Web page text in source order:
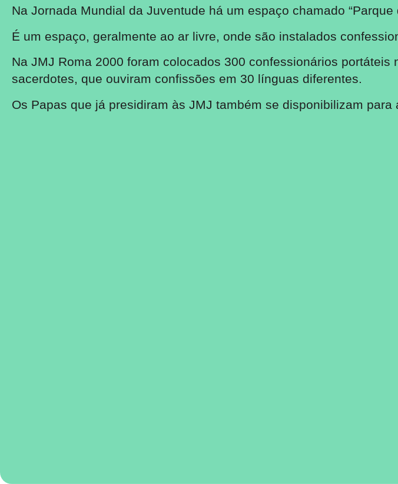
Na Jornada Mundial da Juventude há um espaço chamado
É um espaço, geralmente ao ar livre, onde são instalados
Na JMJ Roma 2000 foram colocados 300 confessionários
sacerdotes, que ouviram confissões em 30 línguas diferentes.
Os Papas que já presidiram às JMJ também se disponibilizam para